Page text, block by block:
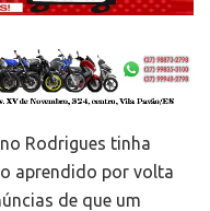
Rodrigues tinha
aprendido por volta
de que um